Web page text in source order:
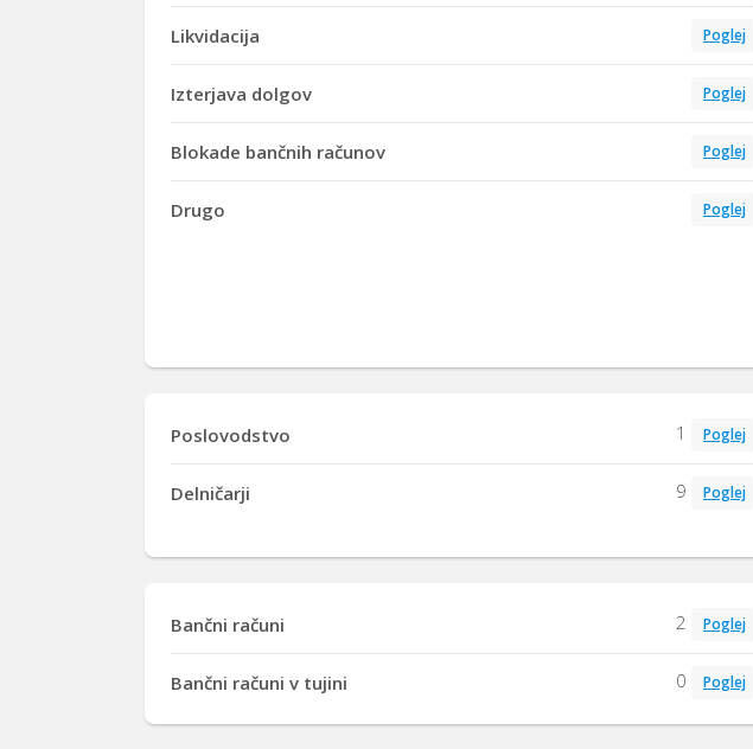
Likvidacija Poglej
Izterjava dolgov Poglej
Blokade bančnih računov Poglej
Drugo Poglej
Poslovodstvo 1 Poglej
Delničarji 9 Poglej
Bančni računi 2 Poglej
Bančni računi v tujini 0 Poglej